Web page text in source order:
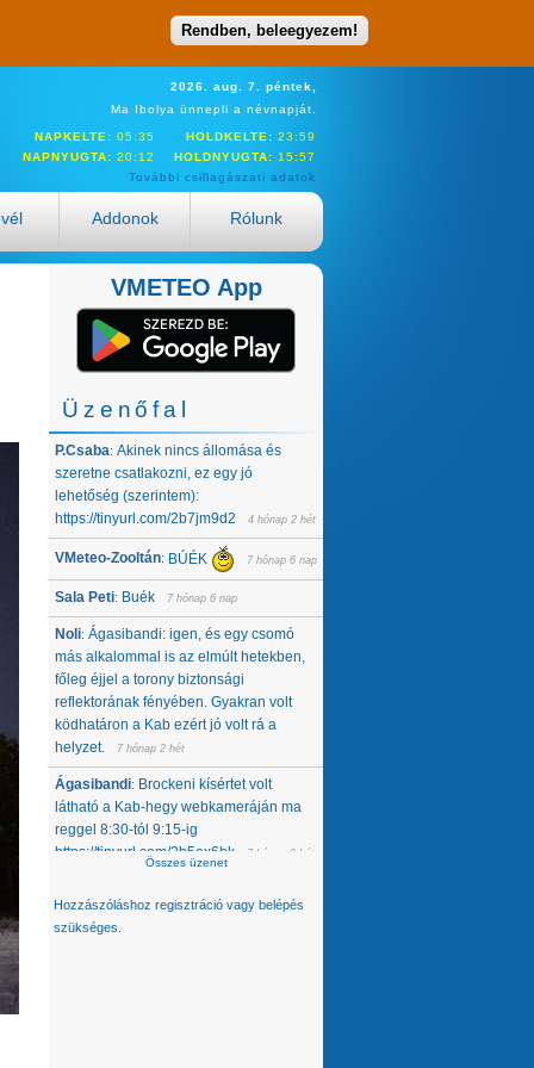
Rendben, beleegyezem!
2026. aug. 7. péntek,
Ma Ibolya ünnepli a névnapját.
NAPKELTE: 05:35 HOLDKELTE: 23:59
NAPNYUGTA: 20:12 HOLDNYUGTA: 15:57
További csillagászati adatok
Addonok Rólunk
VMETEO App
Üzenőfal
P.Csaba: Akinek nincs állomása és
szeretne csatlakozni, ez egy jó
lehetőség (szerintem):
https://tinyurl.com/2b7jm9d2
4 hónap 2 hét
VMeteo-Zooltán: BÚÉK 7 hónap 6 nap
Sala Peti: Buék 7 hónap 6 nap
Noli: Ágasibandi: igen, és egy csomó
más alkalommal is az elmúlt hetekben,
főleg éjjel a torony biztonsági
reflektorának fényében. Gyakran volt
ködhatáron a Kab ezért jó volt rá a
helyzet.
7 hónap 2 hét
Ágasibandi: Brockeni kísértet volt
látható a Kab-hegy webkameráján ma
reggel 8:30-tól 9:15-ig
https://tinyurl.com/2b5ex6bk
7 hónap 2 hét
hanem egész közép-kelet európai
térségből. Az Alpokban alig van hó -
Összes üzenet
Hozzászóláshoz regisztráció vagy belépés
szükséges.